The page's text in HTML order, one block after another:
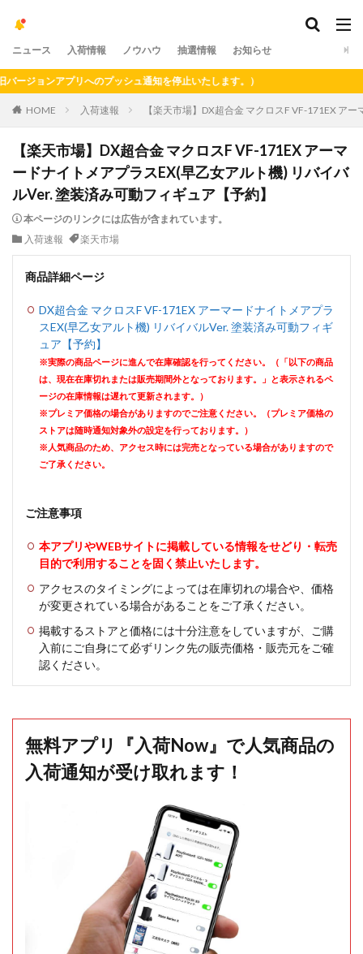
ニュース 入荷情報 ノウハウ 抽選情報 お知らせ
ンアプリへのプッシュ通知を停止いたします。）
HOME 入荷速報 【楽天市場】DX超合金 マクロスF VF-171EX ア
【楽天市場】DX超合金 マクロスF VF-171EX アーマ
ードナイトメアプラスEX(早乙女アルト機) リバイバ
ルVer. 塗装済み可動フィギュア【予約】
本ページのリンクには広告が含まれています。
入荷速報
楽天市場
商品詳細ページ
DX超合金 マクロスF VF-171EX アーマードナイトメアプラ
スEX(早乙女アルト機) リバイバルVer. 塗装済み可動フィギ
ュア【予約】
※実際の商品ページに進んで在庫確認を行ってください。（「以下の商品
は、現在在庫切れまたは販売期間外となっております。」と表示されるペ
ージの在庫情報は遅れて更新されます。）
※プレミア価格の場合がありますのでご注意ください。（プレミア価格の
ストアは随時通知対象外の設定を行っております。）
※人気商品のため、アクセス時には完売となっている場合がありますので
ご了承ください。
ご注意事項
本アプリやWEBサイトに掲載している情報をせどり・転売
目的で利用することを固く禁止いたします。
アクセスのタイミングによっては在庫切れの場合や、価格
が変更されている場合があることをご了承ください。
掲載するストアと価格には十分注意をしていますが、ご購
入前にご自身にて必ずリンク先の販売価格・販売元をご確
認ください。
無料アプリ『入荷Now』で人気商品の
入荷通知が受け取れます！